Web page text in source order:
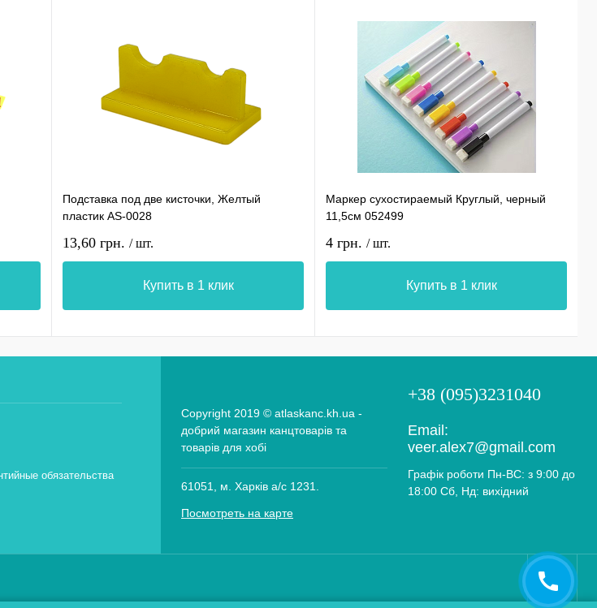
Подставка под две кисточки, Желтый
пластик AS-0028
13,60 грн. / шт.
Купить в 1 клик
Маркер сухостираемый Круглый, черный
11,5см 052499
4 грн. / шт.
Купить в 1 клик
обязательства
Copyright 2019 © atlaskanc.kh.ua -
добрий магазин канцтоварів та
товарів для хобі
61051, м. Харків а/с 1231.
Посмотреть на карте
+38 (095)3231040
Email:
veer.alex7@gmail.com
Графік роботи Пн-ВС: з 9:00 до
18:00 Сб, Нд: вихідний